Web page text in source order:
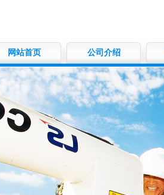
网站首页 公司介绍